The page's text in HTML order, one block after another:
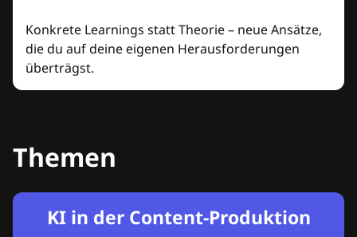
Konkrete Learnings statt Theorie – neue Ansätze,
die du auf deine eigenen Herausforderungen
überträgst.
Themen
KI in der Content-Produktion